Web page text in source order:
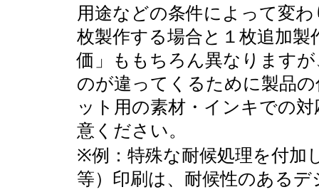
用途などの条件によって変
枚製作する場合と１枚追加
価」ももちろん異なります
のが違ってくるために製品
ット用の素材・インキでの
意ください。
※例：特殊な耐候処理を付加
等）印刷は、耐候性のある